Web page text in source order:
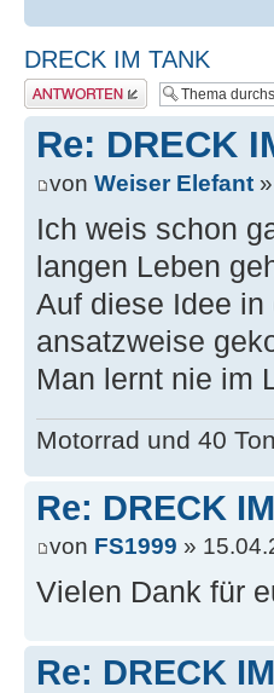
DRECK IM TANK
Antwort erstellen
Re: DRECK
von Weiser Elefant
Ich weis schon
langen Leben
Auf diese Idee
ansatzweise
Man lernt nie im
Motorrad und 40
Re: DRECK
von FS1999 »
Vielen Dank für
Re: DRECK